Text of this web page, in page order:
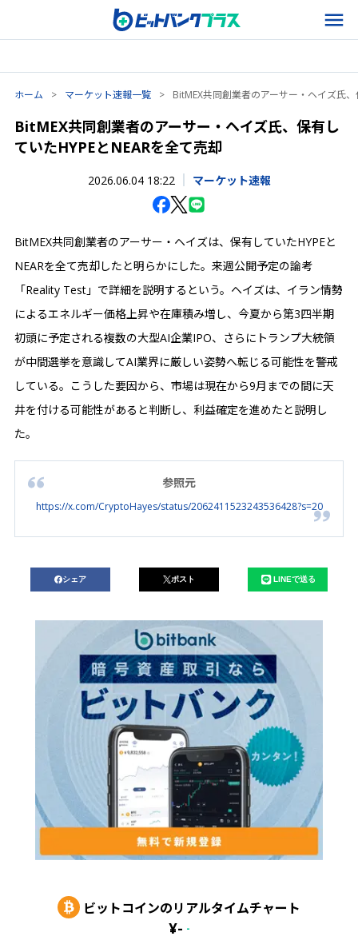
ホーム > マーケット速報一覧 > BitMEX共同創業者のアーサー・ヘイズ氏
BitMEX共同創業者のアーサー・ヘイズ氏、保有し
ていたHYPEとNEARを全て売却
2026.06.04 18:22 マーケット速報
BitMEX共同創業者のアーサー・ヘイズは、保有していたHYPEと
NEARを全て売却したと明らかにした。来週公開予定の論考
「Reality Test」で詳細を説明するという。ヘイズは、イラン情勢
によるエネルギー価格上昇や在庫積み増し、今夏から第3四半期
初頭に予定される複数の大型AI企業IPO、さらにトランプ大統領
が中間選挙を意識してAI業界に厳しい姿勢へ転じる可能性を警戒
している。こうした要因から、市場は現在から9月までの間に天
井を付ける可能性があると判断し、利益確定を進めたと説明し
た。
参照元
https://x.com/CryptoHayes/status/2062411523243536428?s=20
シェア ポスト LINEで送る
ビットコインのリアルタイムチャート
¥- -